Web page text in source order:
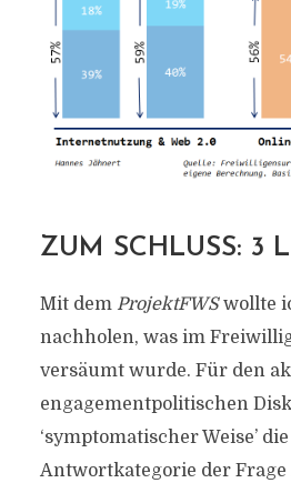
ZUM SCHLUSS: 3
Mit dem ProjektFWSwollte
nachholen, was im
versäumt wurde. Für den
engagementpolitischen
‘symptomatischer Weise’
Antwortkategorie der